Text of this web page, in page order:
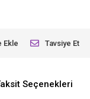
Ekle Tavsiye Et
Seçenekleri